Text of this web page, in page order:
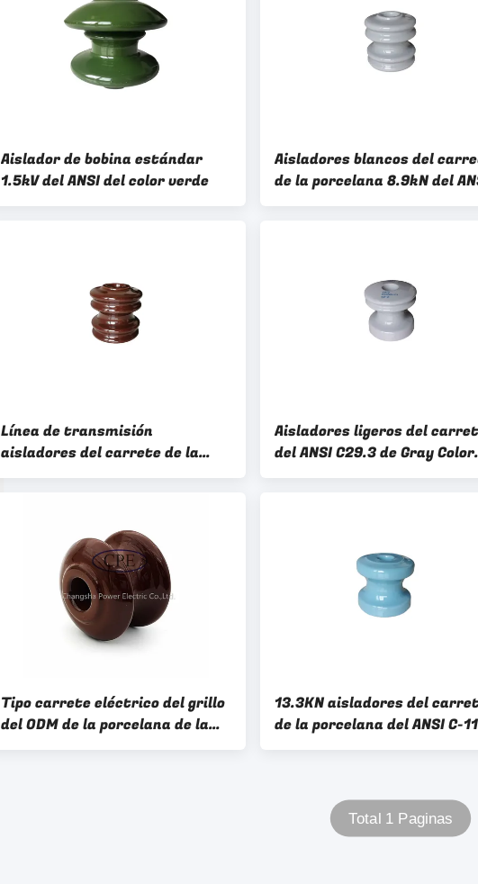
Aislador de bobina estándar
1.5kV del ANSI del color verde
Aisladores blancos del
de la porcelana 8.9kN del
53-3 del color
Línea de transmisión
aisladores del carrete de la
porcelana del ANSI 53-1 de 9kN
Aisladores ligeros del
del ANSI C29.3 de Gray Color
18kN
Tipo carrete eléctrico del grillo
del ODM de la porcelana de la
clase del ANSI de la distancia de
13.3KN aisladores del
de la porcelana del ANSI C-
para la transmisión
Total 1 Paginas